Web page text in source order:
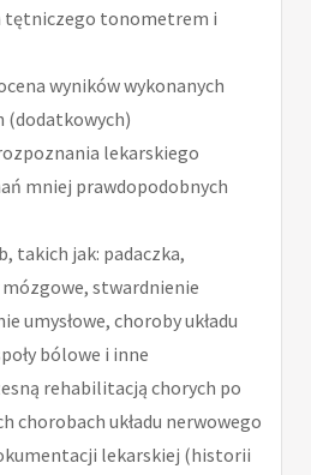
tętniczego tonometrem i
wyników wykonanych
(dodatkowych)
lekarskiego
mniej prawdopodobnych
takich jak: padaczka,
stwardnienie
umysłowe, choroby układu
bólowe i inne
rehabilitacją chorych po
chorobach układu nerwowego
lekarskiej (historii